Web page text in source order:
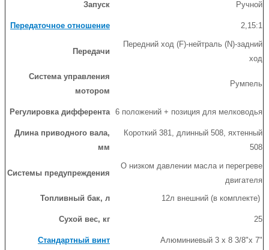
Запуск Ручной
Передаточное отношение 2,15:1
Передачи
Передний ход (F)-нейтраль (N)-задний
ход
Система управления
мотором
Румпель
Регулировка дифферента 6 положений + позиция для мелководья
Длина приводного вала,
мм
Короткий 381, длинный 508, яхтенный
508
Системы предупреждения
О низком давлении масла и перегреве
двигателя
Топливный бак, л
12л внешний (в комплекте)
Сухой вес, кг 25
Стандартный винт Алюминиевый 3 х 8 3/8"х 7"